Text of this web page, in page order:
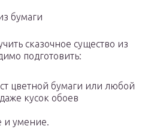
бумаги
сказочное существо из
подготовить:
цветной бумаги или любой
кусок обоев
и умение.